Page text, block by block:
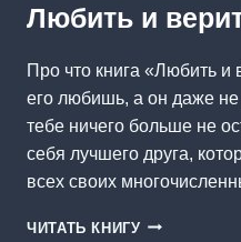
Любить и
Про что книга «Любить и
его любишь, а он даже
тебе ничего больше не
себя лучшего друга,
всех своих
ЧИТАТЬ КНИГУ ЛЮБИТЬ